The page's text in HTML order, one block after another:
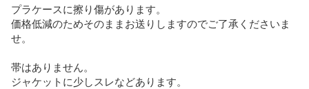
プラケースに擦り傷があります。
価格低減のためそのままお送りしますのでご了承くださいま
せ。
帯はありません。
ジャケットに少しスレなどあります。